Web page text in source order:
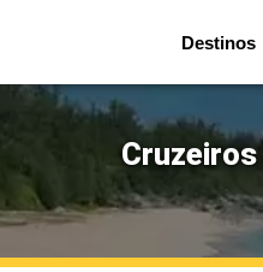
Destinos